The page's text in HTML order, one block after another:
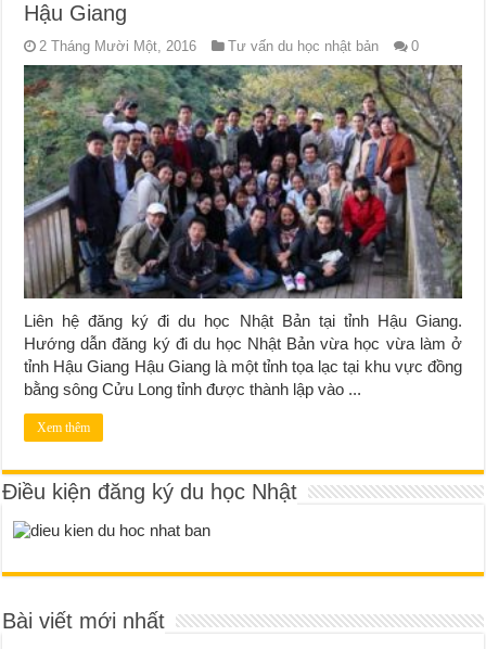
Hậu Giang
2 Tháng Mười Một, 2016 Tư vấn du học nhật bản 0
Liên hệ đăng ký đi du học Nhật Bản tại tỉnh Hậu Giang.
Hướng dẫn đăng ký đi du học Nhật Bản vừa học vừa làm ở
tỉnh Hậu Giang Hậu Giang là một tỉnh tọa lạc tại khu vực đồng
bằng sông Cửu Long tỉnh được thành lập vào ...
Xem thêm
Điều kiện đăng ký du học Nhật
Bài viết mới nhất